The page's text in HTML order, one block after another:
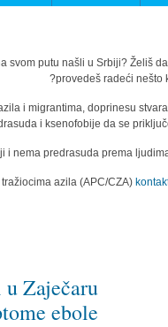
svom putu našli u Srbiji? Želiš
provedeš radeći nešto
i migrantima, doprinesu
i ksenofobije da se
nema predrasuda prema
azila (APC/CZA)
Zaječaru
ebole